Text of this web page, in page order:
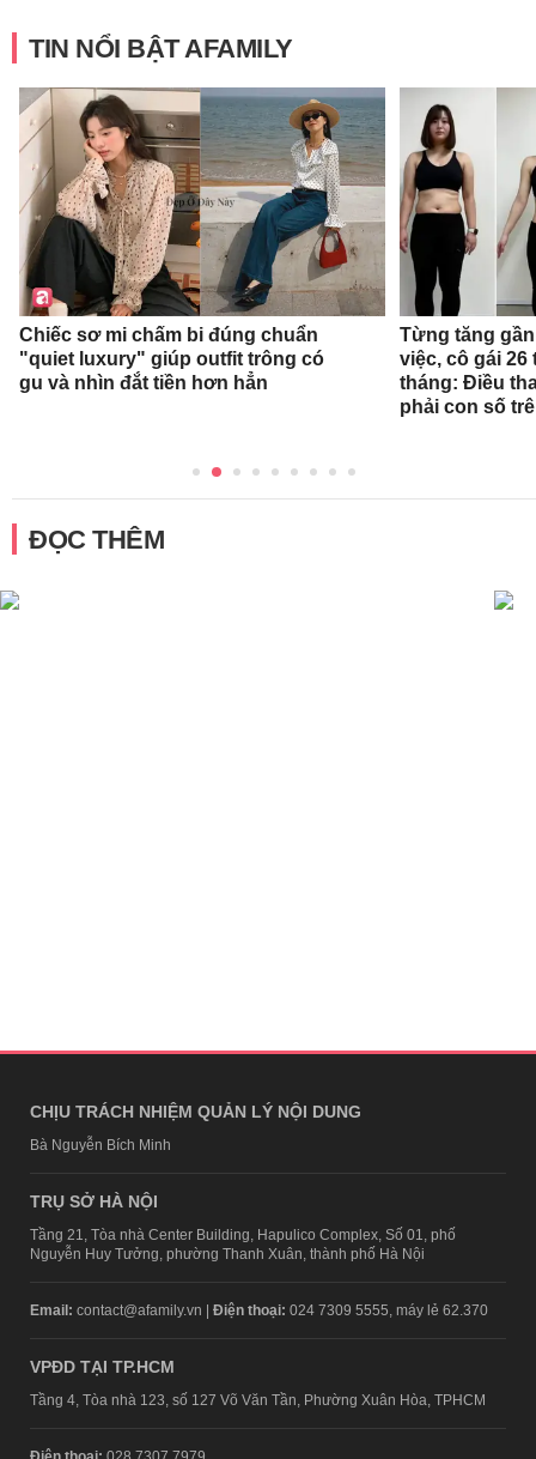
TIN NỔI BẬT AFAMILY
Chiếc sơ mi chấm bi đúng chuẩn
"quiet luxury" giúp outfit trông có
gu và nhìn đắt tiền hơn hẳn
Từng tăng
việc, cô gái
tháng: Điều
phải con số
ĐỌC THÊM
CHỊU TRÁCH NHIỆM QUẢN LÝ NỘI DUNG
Bà Nguyễn Bích Minh
TRỤ SỞ HÀ NỘI
Tầng 21, Tòa nhà Center Building, Hapulico Complex, Số 01, phố
Nguyễn Huy Tưởng, phường Thanh Xuân, thành phố Hà Nội
Email: contact@afamily.vn | Điện thoại: 024 7309 5555, máy lẻ 62.370
VPĐD TẠI TP.HCM
Tầng 4, Tòa nhà 123, số 127 Võ Văn Tần, Phường Xuân Hòa, TPHCM